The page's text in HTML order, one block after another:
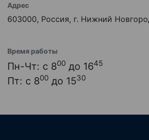
Адрес
603000, Россия, г. Нижний
Время работы
Пн-Чт: с 800 до 1645
Пт: с 800 до 1530